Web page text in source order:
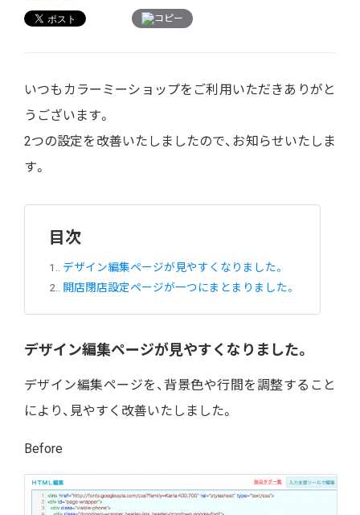
コピー
いつもカラーミーショップをご利用いただきありがと
うございます。
2つの設定を改善いたしましたので、お知らせいたしま
す。
目次
1.
デザイン編集ページが見やすくなりました。
2.
開店閉店設定ページが一つにまとまりました。
デザイン編集ページが見やすくなりました。
デザイン編集ページを、背景色や行間を調整すること
により、見やすく改善いたしました。
Before